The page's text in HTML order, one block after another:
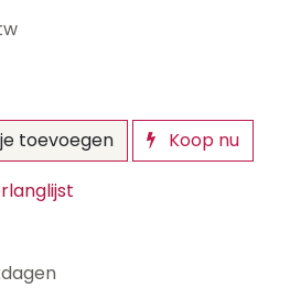
toevoegen
Koop nu